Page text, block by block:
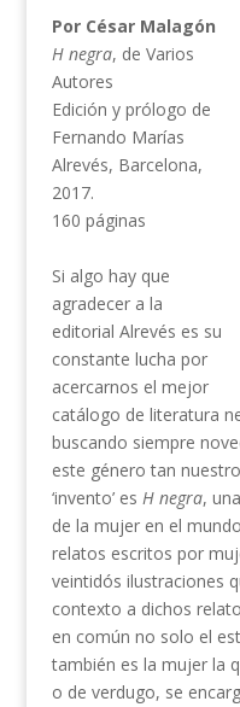
Por César Malagón
H negra, de Varios
Autores
Edición y prólogo de
Fernando Marías
Alrevés, Barcelona,
2017.
160 páginas
Si algo hay que
agradecer a la
editorial Alrevés es su
constante lucha por
acercarnos el mejor
catálogo de literatura
buscando siempre
este género tan
‘invento’ es H negra,
de la mujer en el
relatos escritos por
veintidós ilustraciones
contexto a dichos
en común no solo el
también es la mujer la
o de verdugo, se